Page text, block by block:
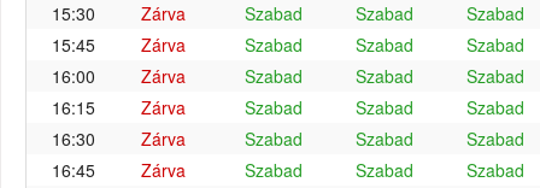
15:30
Zárva Szabad Szabad
Szabad
15:45
Zárva Szabad Szabad
Szabad
16:00
Zárva Szabad Szabad
Szabad
16:15
Zárva Szabad Szabad
Szabad
16:30
Zárva Szabad Szabad
Szabad
16:45
Zárva Szabad Szabad
Szabad